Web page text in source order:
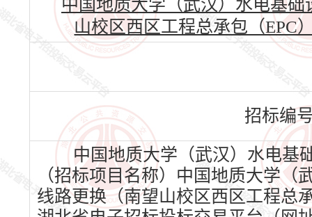
中国地质大学（武汉）水电基
山校区西区工程总承包（EPC
招标编
中国地质大学（武汉）水电基
（招标项目名称）中国地质大学
线路更换（南望山校区西区工程总